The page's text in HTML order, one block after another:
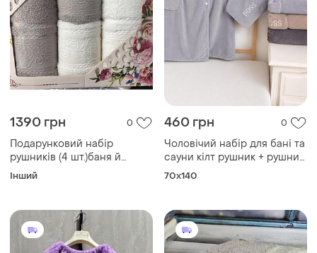
1390 грн 0
Подарунковий набір
рушників (4 шт.)баня й
обличчя
Інший
460 грн 0
Чоловічий набір для бані та
сауни кілт рушник + рушник
для обличчя мікрофібра
70x140